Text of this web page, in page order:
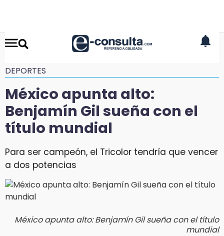
DEPORTES
México apunta alto:
Benjamín Gil sueña con el
título mundial
Para ser campeón, el Tricolor tendría que vencer
a dos potencias
México apunta alto: Benjamín Gil sueña con el título
mundial